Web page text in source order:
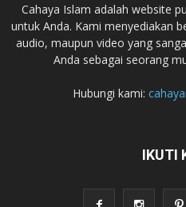
Cahaya Islam adalah website
untuk Anda. Kami menyediakan
audio, maupun video yang
Anda sebagai seorang
Hubungi kami:
IKUTI